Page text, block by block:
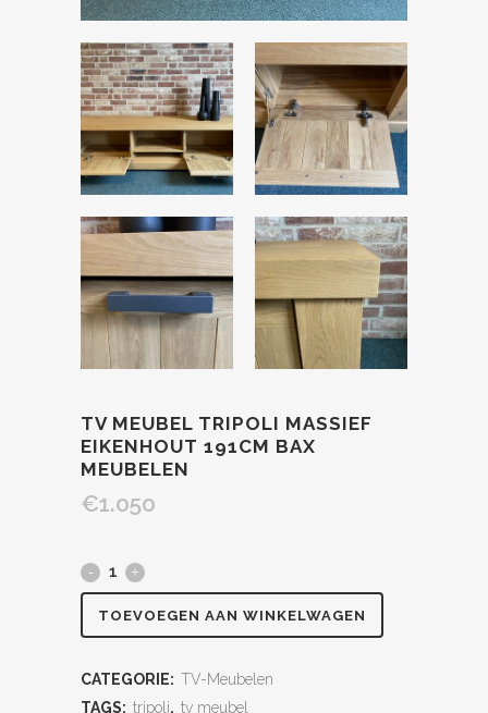
TV MEUBEL TRIPOLI MASSIEF
EIKENHOUT 191CM BAX
MEUBELEN
€1.050
TOEVOEGEN AAN WINKELWAGEN
CATEGORIE: TV-Meubelen
TAGS: tripoli, tv meubel